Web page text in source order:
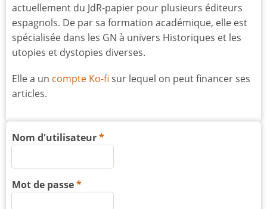
actuellement du JdR-papier pour plusieurs éditeurs
espagnols. De par sa formation académique, elle est
spécialisée dans les GN à univers Historiques et les
utopies et dystopies diverses.
Elle a un compte Ko-fi sur lequel on peut financer ses
articles.
Nom d'utilisateur
Mot de passe